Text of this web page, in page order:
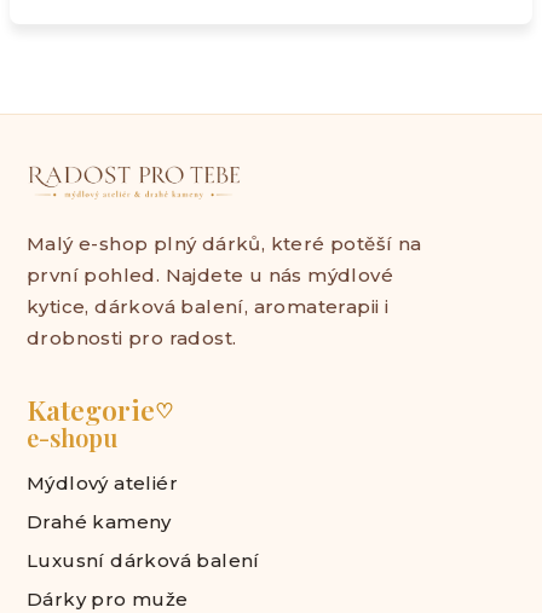
Malý e-shop plný dárků, které potěší na
první pohled. Najdete u nás mýdlové
kytice, dárková balení, aromaterapii i
drobnosti pro radost.
Kategorie♡
e-shopu
Mýdlový ateliér
Drahé kameny
Luxusní dárková balení
Dárky pro muže